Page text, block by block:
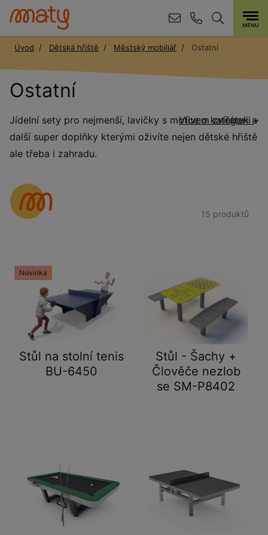
Úvod Dětská hřiště Městský mobiliář Ostatní
Ostatní
Jídelní sety pro nejmenší, lavičky s motivem zvířátek a
další super doplňky kterými oživíte nejen dětské hřiště
ale třeba i zahradu.
Více o kategorii
Stůl na stolní tenis
BU-6450
Novinka
Stůl - Šachy +
Člověče nezlob
se SM-P8402